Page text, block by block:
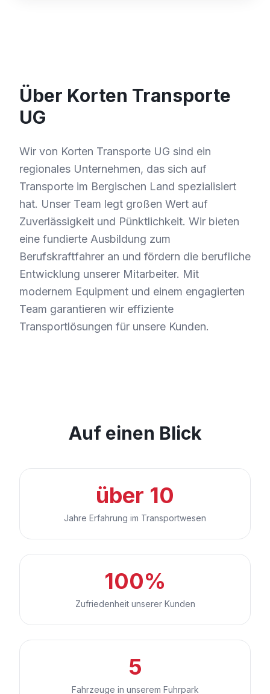
Über Korten Transporte
UG
Wir von Korten Transporte UG sind ein
regionales Unternehmen, das sich auf
Transporte im Bergischen Land spezialisiert
hat. Unser Team legt großen Wert auf
Zuverlässigkeit und Pünktlichkeit. Wir bieten
eine fundierte Ausbildung zum
Berufskraftfahrer an und fördern die berufliche
Entwicklung unserer Mitarbeiter. Mit
modernem Equipment und einem engagierten
Team garantieren wir effiziente
Transportlösungen für unsere Kunden.
Auf einen Blick
über 10
Jahre Erfahrung im Transportwesen
100%
Zufriedenheit unserer Kunden
5
Fahrzeuge in unserem Fuhrpark